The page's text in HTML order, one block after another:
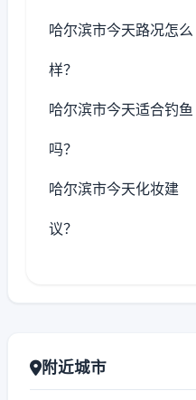
哈尔滨市今天路况怎么
样？
哈尔滨市今天适合钓鱼
吗？
哈尔滨市今天化妆建
议？
附近城市